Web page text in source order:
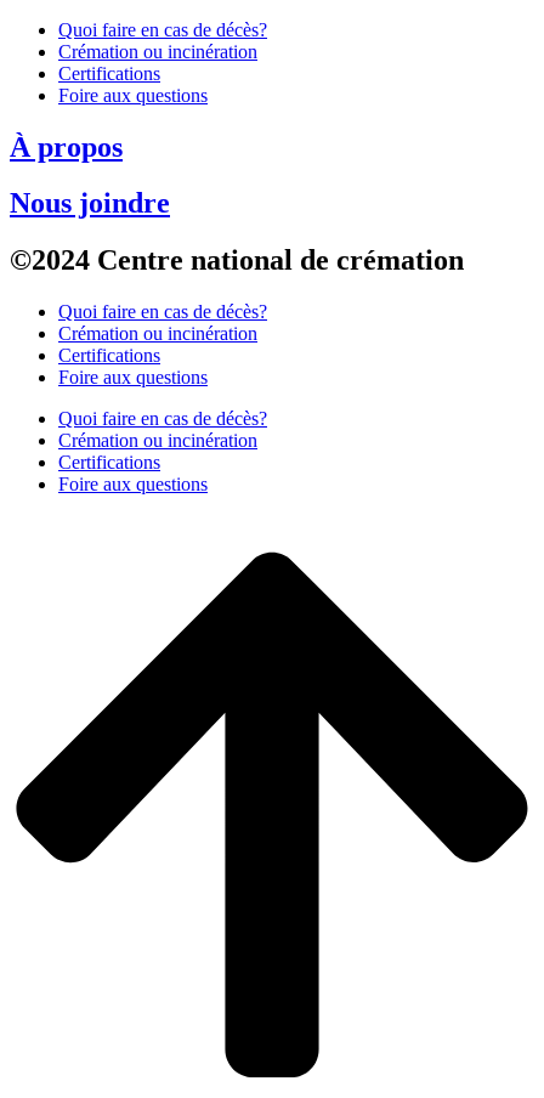
Quoi faire en cas de décès?
Crémation ou incinération
Certifications
Foire aux questions
À propos
Nous joindre
©2024 Centre national de crémation
Quoi faire en cas de décès?
Crémation ou incinération
Certifications
Foire aux questions
Quoi faire en cas de décès?
Crémation ou incinération
Certifications
Foire aux questions